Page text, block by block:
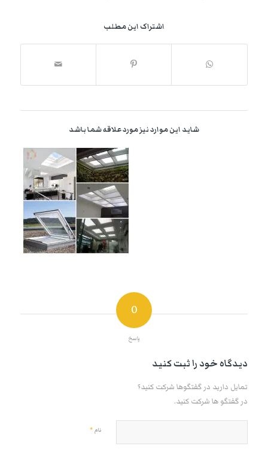
اشتراک این مطلب
شاید این موارد نیز مورد علاقه شما باشد
0
پاسخ
دیدگاه خود را ثبت کنید
تمایل دارید در گفتگوها شرکت کنید؟
در گفتگو ها شرکت کنید.
نام *